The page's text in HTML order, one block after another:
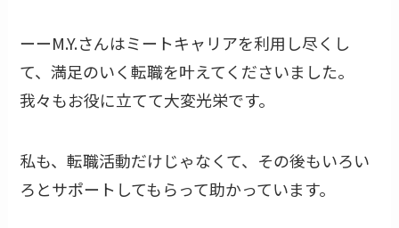
ーーM.Y.さんはミートキャリアを利用し尽くし
て、満足のいく転職を叶えてくださいました。
我々もお役に立てて大変光栄です。
私も、転職活動だけじゃなくて、その後もいろい
ろとサポートしてもらって助かっています。